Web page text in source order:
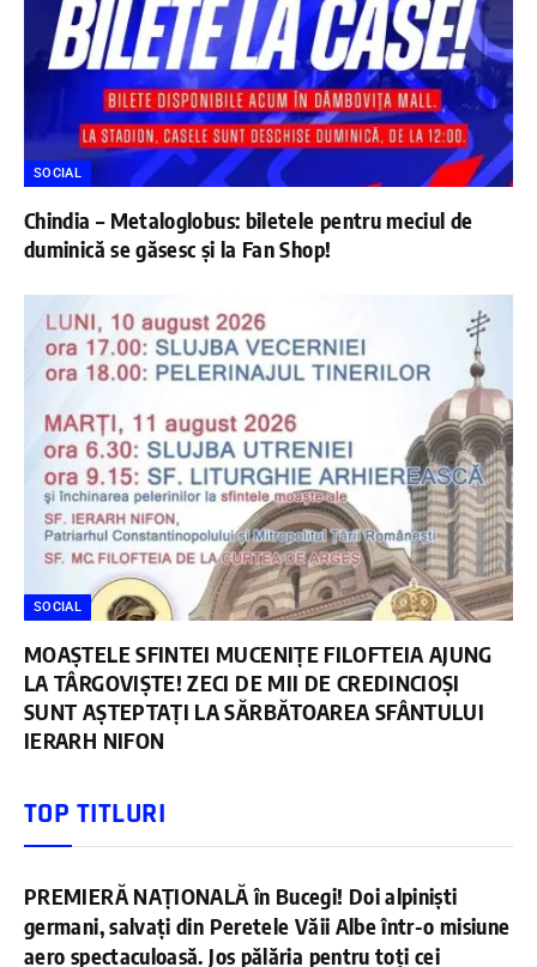
SOCIAL
Chindia – Metaloglobus: biletele pentru meciul de
duminică se găsesc și la Fan Shop!
SOCIAL
MOAȘTELE SFINTEI MUCENIȚE FILOFTEIA AJUNG
LA TÂRGOVIȘTE! ZECI DE MII DE CREDINCIOȘI
SUNT AȘTEPTAȚI LA SĂRBĂTOAREA SFÂNTULUI
IERARH NIFON
TOP TITLURI
PREMIERĂ NAȚIONALĂ în Bucegi! Doi alpiniști
germani, salvați din Peretele Văii Albe într-o misiune
aero spectaculoasă. Jos pălăria pentru toți cei